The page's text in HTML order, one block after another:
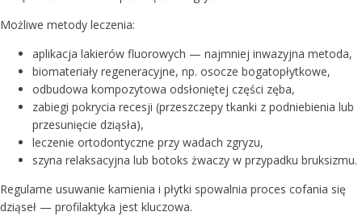
Możliwe metody leczenia:
aplikacja lakierów fluorowych — najmniej inwazyjna metoda,
biomateriały regeneracyjne, np. osocze bogatopłytkowe,
odbudowa kompozytowa odsłoniętej części zęba,
zabiegi pokrycia recesji (przeszczepy tkanki z podniebienia lub
przesunięcie dziąsła),
leczenie ortodontyczne przy wadach zgryzu,
szyna relaksacyjna lub botoks żwaczy w przypadku bruksizmu.
Regularne usuwanie kamienia i płytki spowalnia proces cofania się
dziąseł — profilaktyka jest kluczowa.